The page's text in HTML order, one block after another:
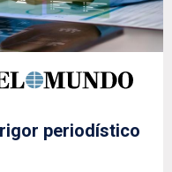
periodístico